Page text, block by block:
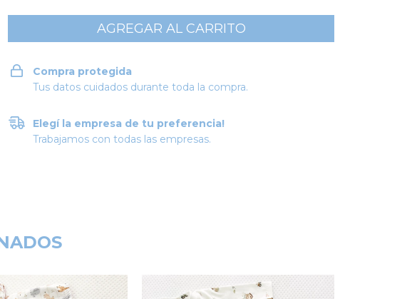
Compra protegida
Tus datos cuidados durante toda la compra.
Elegí la empresa de tu preferencia!
Trabajamos con todas las empresas.